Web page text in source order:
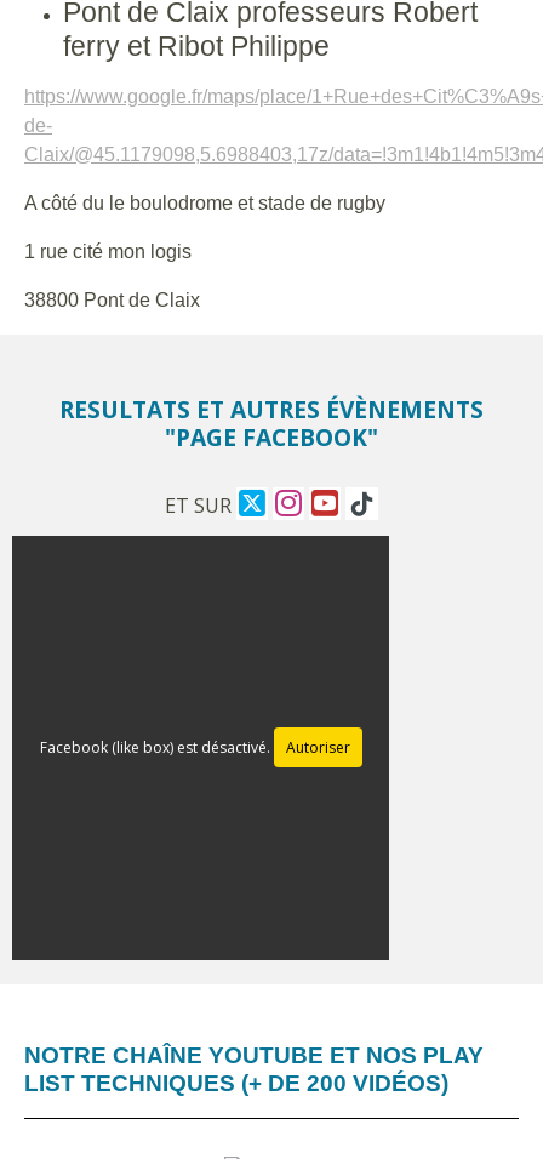
Pont de Claix professeurs Robert
ferry et Ribot Philippe
https://www.google.fr/maps/place/
de-
Claix/@45.1179098,5.6988403,17z/
A côté du le boulodrome et stade de rugby
1 rue cité mon logis
38800 Pont de Claix
RESULTATS ET AUTRES ÉVÈNEMENTS
"PAGE FACEBOOK"
ET SUR
Facebook (like box) est désactivé. Autoriser
NOTRE CHAÎNE YOUTUBE ET NOS PLAY
LIST TECHNIQUES (+ DE 200 VIDÉOS)